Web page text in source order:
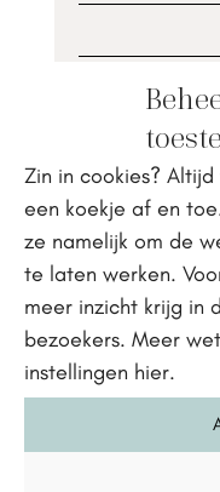
Zin in cookies?
een koekje af en
ze namelijk om de
te laten werken.
meer inzicht krijg in
bezoekers. Meer
instellingen hier.
NOG
dit